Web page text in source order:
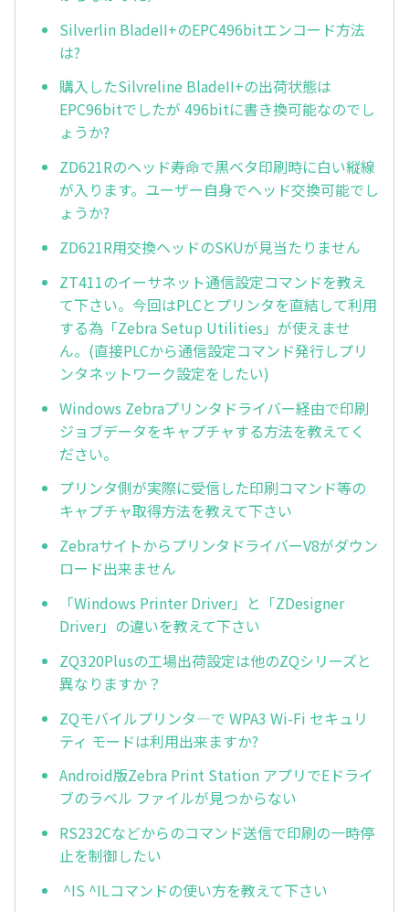
Silverlin BladeII+のEPC496bitエンコード方法
は?
購入したSilvreline BladeII+の出荷状態は
EPC96bitでしたが 496bitに書き換可能なのでし
ょうか?
ZD621Rのヘッド寿命で黒ベタ印刷時に白い縦線
が入ります。ユーザー自身でヘッド交換可能でし
ょうか?
ZD621R用交換ヘッドのSKUが見当たりません
ZT411のイーサネット通信設定コマンドを教え
て下さい。今回はPLCとプリンタを直結して利用
する為「Zebra Setup Utilities」が使えませ
ん。(直接PLCから通信設定コマンド発行しプリ
ンタネットワーク設定をしたい)
Windows Zebraプリンタドライバー経由で印刷
ジョブデータをキャプチャする方法を教えてく
ださい。
プリンタ側が実際に受信した印刷コマンド等の
キャプチャ取得方法を教えて下さい
ZebraサイトからプリンタドライバーV8がダウン
ロード出来ません
「Windows Printer Driver」と「ZDesigner
Driver」の違いを教えて下さい
ZQ320Plusの工場出荷設定は他のZQシリーズと
異なりますか？
ZQモバイルプリンタ―で WPA3 Wi-Fi セキュリ
ティ モードは利用出来ますか?
Android版Zebra Print Station アプリでEドライ
ブのラベル ファイルが見つからない
RS232Cなどからのコマンド送信で印刷の一時停
止を制御したい
^IS ^ILコマンドの使い方を教えて下さい